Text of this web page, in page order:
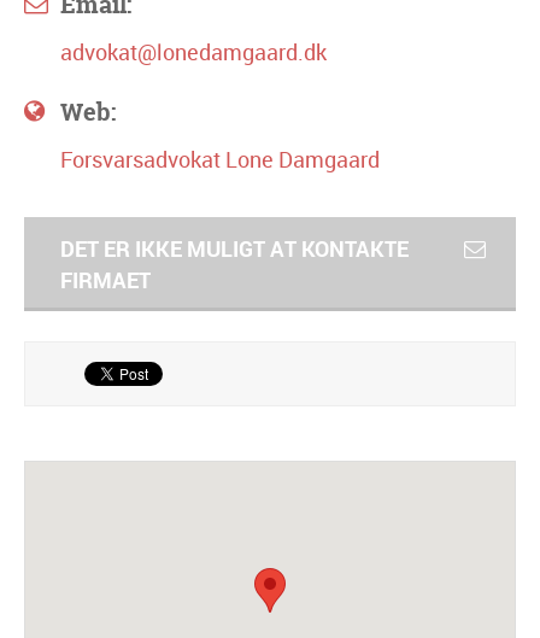
advokat@lonedamgaard.dk
Web:
Forsvarsadvokat Lone Damgaard
DET ER IKKE MULIGT AT KONTAKTE
FIRMAET